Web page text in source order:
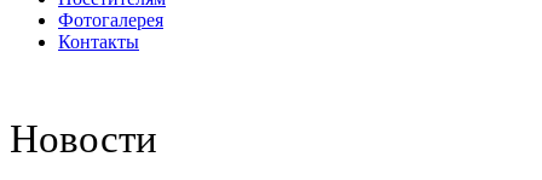
Фотогалерея
Контакты
Новости